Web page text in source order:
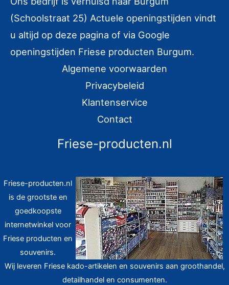
a
r
(Schoolstraat 25) Actuele openingstijden vindt
u altijd op deze pagina of via Google
openingstijden Friese producten Burgum.
Algemene voorwaarden
Privacybeleid
Klantenservice
Contact
Friese-producten.nl
Friese-producten.nl
is de grootste en
goedkoopste
internetwinkel voor
Friese producten en
souvenirs.
Wij leveren Friese kado-artikelen en souvenirs aan groothandel,
detailhandel en consumenten.